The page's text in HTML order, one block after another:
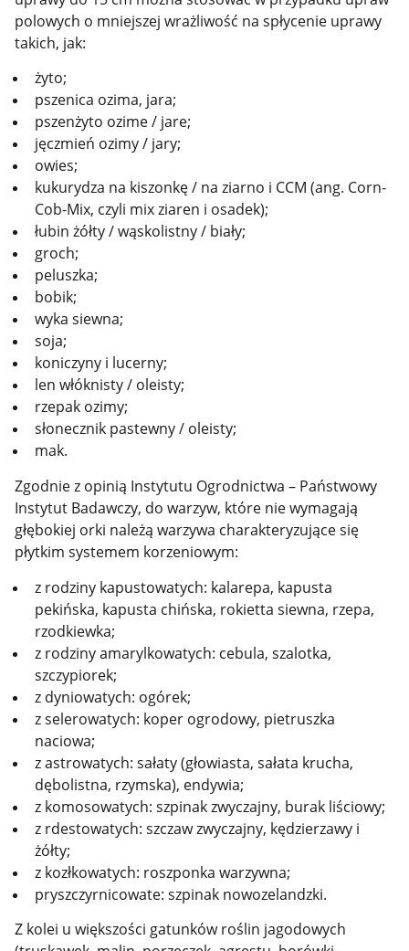
polowych o mniejszej wrażliwość na spłycenie uprawy
takich, jak:
żyto;
pszenica ozima, jara;
pszenżyto ozime / jare;
jęczmień ozimy / jary;
owies;
kukurydza na kiszonkę / na ziarno i CCM (ang. Corn-
Cob-Mix, czyli mix ziaren i osadek);
łubin żółty / wąskolistny / biały;
groch;
peluszka;
bobik;
wyka siewna;
soja;
koniczyny i lucerny;
len włóknisty / oleisty;
rzepak ozimy;
słonecznik pastewny / oleisty;
mak.
Zgodnie z opinią Instytutu Ogrodnictwa – Państwowy
Instytut Badawczy, do warzyw, które nie wymagają
głębokiej orki należą warzywa charakteryzujące się
płytkim systemem korzeniowym:
z rodziny kapustowatych: kalarepa, kapusta
pekińska, kapusta chińska, rokietta siewna, rzepa,
rzodkiewka;
z rodziny amarylkowatych: cebula, szalotka,
szczypiorek;
z dyniowatych: ogórek;
z selerowatych: koper ogrodowy, pietruszka
naciowa;
z astrowatych: sałaty (głowiasta, sałata krucha,
dębolistna, rzymska), endywia;
z komosowatych: szpinak zwyczajny, burak liściowy;
z rdestowatych: szczaw zwyczajny, kędzierzawy i
żółty;
z kozłkowatych: roszponka warzywna;
pryszczyrnicowate: szpinak nowozelandzki.
Z kolei u większości gatunków roślin jagodowych